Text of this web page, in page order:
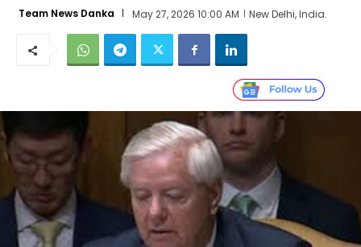
Team News Danka May 27, 2026 10:00 AM New Delhi, India.